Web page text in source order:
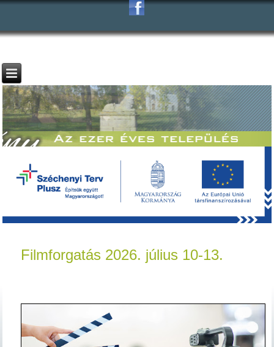
Filmforgatás 2026. július 10-13.